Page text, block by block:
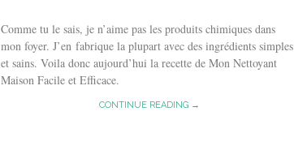
Comme tu le sais, je n’aime pas les produits chimiques dans
mon foyer. J’en fabrique la plupart avec des ingrédients simples
et sains. Voila donc aujourd’hui la recette de Mon Nettoyant
Maison Facile et Efficace.
CONTINUE READING →